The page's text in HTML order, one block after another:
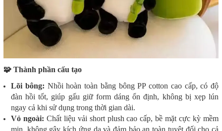
🧩 Thành phần cấu tạo
Lõi bông: Nhồi hoàn toàn bằng bông PP cotton cao cấp, có độ
đàn hồi tốt, giúp gấu giữ form dáng ổn định, không bị xẹp lún
ngay cả khi sử dụng trong thời gian dài.
Vỏ ngoài: Chất liệu vải short plush cao cấp, bề mặt cực kỳ mềm
mịn, không gây kích ứng da và đảm bảo an toàn tuyệt đối cho cả